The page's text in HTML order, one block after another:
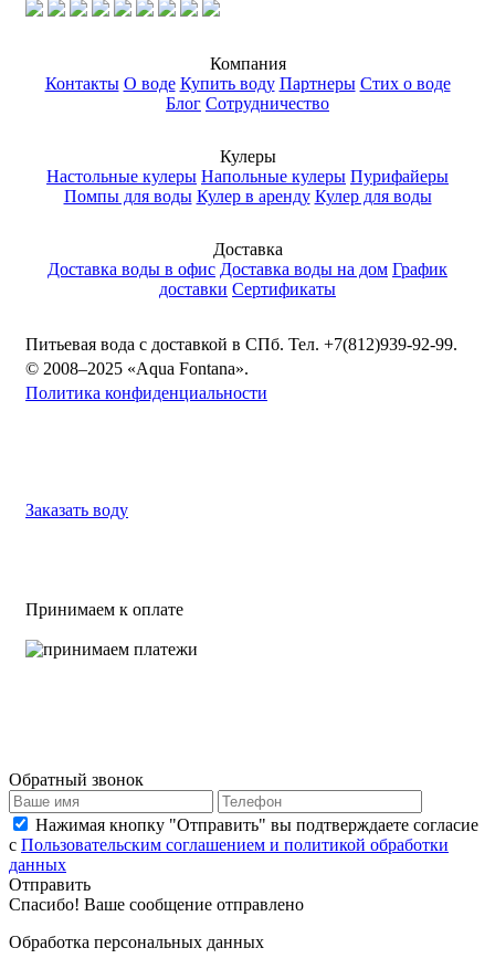
Компания
Контакты О воде Купить воду Партнеры Стих о воде
Блог Сотрудничество
Кулеры
Настольные кулеры Напольные кулеры Пурифайеры
Помпы для воды Кулер в аренду Кулер для воды
Доставка
Доставка воды в офис Доставка воды на дом График
доставки Cертификаты
Питьевая вода с доставкой в СПб. Тел. +7(812)939-92-99.
© 2008–2025 «Aqua Fontana».
Политика конфиденциальности
Заказать воду
Принимаем к оплате
Обратный звонок
Нажимая кнопку "Отправить" вы подтверждаете согласие
с Пользовательским соглашением и политикой обработки
данных
Отправить
Спасибо! Ваше сообщение отправлено
Обработка персональных данных